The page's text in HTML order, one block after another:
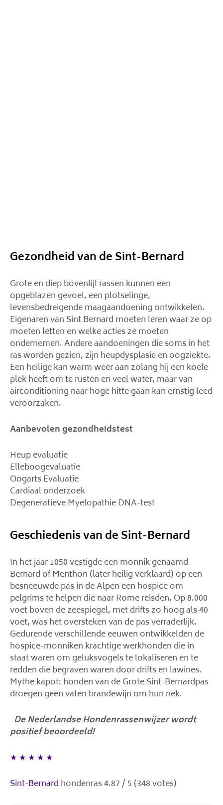
Gezondheid van de Sint-Bernard
Grote en diep bovenlijf rassen kunnen een
opgeblazen gevoel, een plotselinge,
levensbedreigende maagaandoening ontwikkelen.
Eigenaren van Sint Bernard moeten leren waar ze op
moeten letten en welke acties ze moeten
ondernemen. Andere aandoeningen die soms in het
ras worden gezien, zijn heupdysplasie en oogziekte.
Een heilige kan warm weer aan zolang hij een koele
plek heeft om te rusten en veel water, maar van
airconditioning naar hoge hitte gaan kan ernstig leed
veroorzaken.
Aanbevolen gezondheidstest
Heup evaluatie
Elleboogevaluatie
Oogarts Evaluatie
Cardiaal onderzoek
Degeneratieve Myelopathie DNA-test
Geschiedenis van de Sint-Bernard
In het jaar 1050 vestigde een monnik genaamd
Bernard of Menthon (later heilig verklaard) op een
besneeuwde pas in de Alpen een hospice om
pelgrims te helpen die naar Rome reisden. Op 8.000
voet boven de zeespiegel, met drifts zo hoog als 40
voet, was het oversteken van de pas verraderlijk.
Gedurende verschillende eeuwen ontwikkelden de
hospice-monniken krachtige werkhonden die in
staat waren om geluksvogels te lokaliseren en te
redden die begraven waren door drifts en lawines.
Mythe kapot: honden van de Grote Sint-Bernardpas
droegen geen vaten brandewijn om hun nek.
De Nederlandse Hondenrassenwijzer wordt
positief beoordeeld!
★ ★ ★ ★ ★
Sint-Bernard hondenras4.87/5 (348votes)